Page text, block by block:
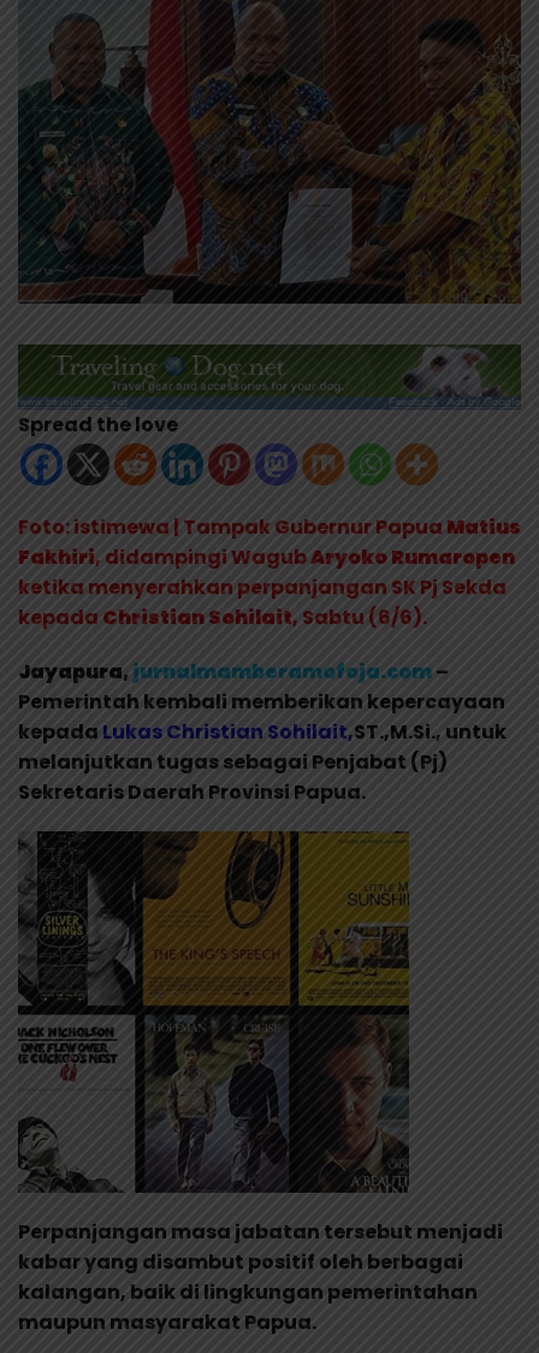
Spread the love
Foto: istimewa | Tampak Gubernur Papua Matius
Fakhiri, didampingi WagubAryoko Rumaropen
ketika menyerahkan perpanjangan SK Pj Sekda
kepada Christian Sohilait, Sabtu (6/6).
Jayapura, jurnalmamberamofoja.com–
Pemerintah kembali memberikan kepercayaan
kepada Lukas Christian Sohilait,ST.,M.Si., untuk
melanjutkan tugas sebagai Penjabat (Pj)
Sekretaris Daerah Provinsi Papua.
Perpanjangan masa jabatan tersebut menjadi
kabar yang disambut positif oleh berbagai
kalangan, baik di lingkungan pemerintahan
maupun masyarakat Papua.